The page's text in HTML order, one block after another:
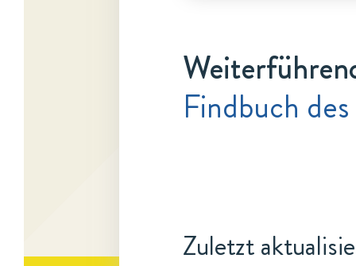
Findbuch
Zuletzt